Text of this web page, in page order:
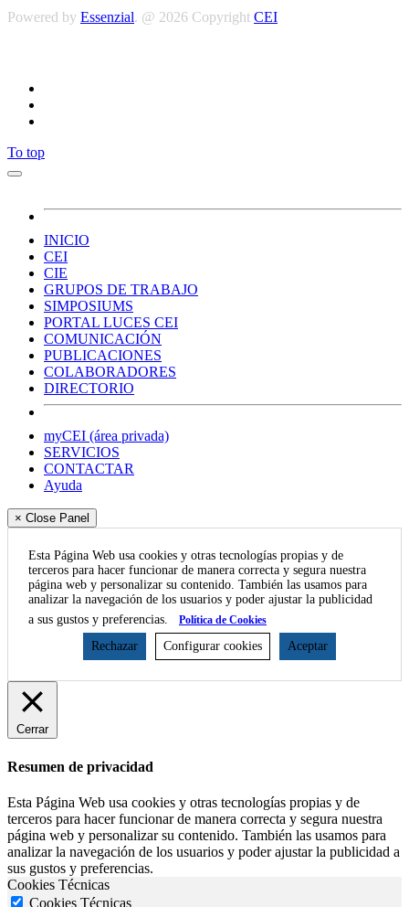
Powered by Essenzial. @ 2026 Copyright CEI
To top
INICIO
CEI
CIE
GRUPOS DE TRABAJO
SIMPOSIUMS
PORTAL LUCES CEI
COMUNICACIÓN
PUBLICACIONES
COLABORADORES
DIRECTORIO
myCEI (área privada)
SERVICIOS
CONTACTAR
Ayuda
× Close Panel
Esta Página Web usa cookies y otras tecnologías propias y de
terceros para hacer funcionar de manera correcta y segura nuestra
página web y personalizar su contenido. También las usamos para
analizar la navegación de los usuarios y poder ajustar la publicidad
a sus gustos y preferencias.
Política de Cookies
Rechazar Configurar cookies Aceptar
Cerrar
Resumen de privacidad
Esta Página Web usa cookies y otras tecnologías propias y de
terceros para hacer funcionar de manera correcta y segura nuestra
página web y personalizar su contenido. También las usamos para
analizar la navegación de los usuarios y poder ajustar la publicidad a
sus gustos y preferencias.
Cookies Técnicas
Cookies Técnicas